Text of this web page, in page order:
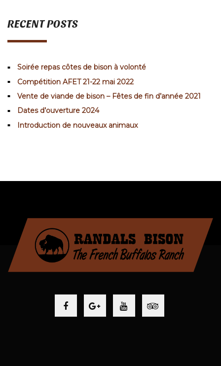
RECENT POSTS
Soirée repas côtes de bison à volonté
Compétition AFET 21-22 mai 2022
Vente de viande de bison – Fêtes de fin d’année 2021
Dates d’ouverture 2024
Introduction de nouveaux animaux